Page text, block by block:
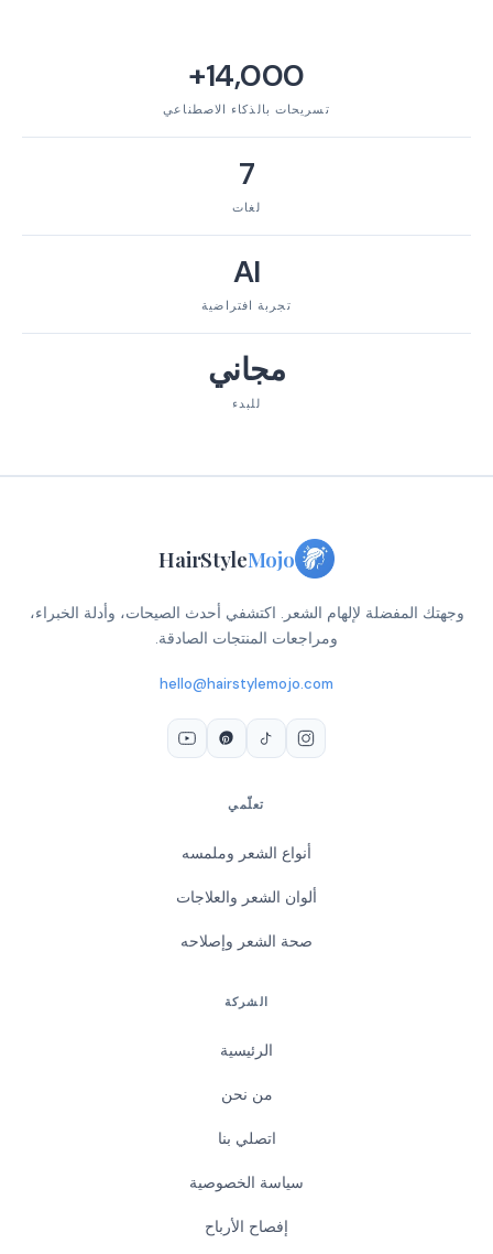
14,000+
تسريحات بالذكاء الاصطناعي
7
لغات
AI
تجربة افتراضية
مجاني
للبدء
HairStyleMojo
وجهتك المفضلة لإلهام الشعر. اكتشفي أحدث الصيحات، وأدلة الخبراء،
ومراجعات المنتجات الصادقة.
hello@hairstylemojo.com
تعلّمي
أنواع الشعر وملمسه
ألوان الشعر والعلاجات
صحة الشعر وإصلاحه
الشركة
الرئيسية
من نحن
اتصلي بنا
سياسة الخصوصية
إفصاح الأرباح